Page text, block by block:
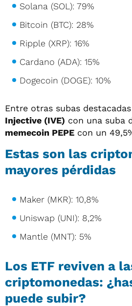
Solana (SOL): 79%
Bitcoin (BTC): 28%
Ripple (XRP): 16%
Cardano (ADA): 15%
Dogecoin (DOGE): 10%
Entre otras subas
Injective (IVE) con una suba
memecoin PEPE con un
Estas son las
mayores pérdidas
Maker (MKR): 10,8%
Uniswap (UNI): 8,2%
Mantle (MNT): 5%
Los ETF reviven a
criptomonedas:
puede subir?